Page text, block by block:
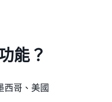
能？
西哥、美國